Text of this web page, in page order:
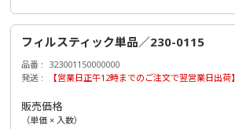
フィルスティック単品／230-0115
品番
323001150000000
発送
【営業日正午12時までのご注文で翌営業日出荷】
販売価格
（単価 × 入数）